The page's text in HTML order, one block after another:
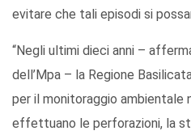
evitare che tali episodi si
“Negli ultimi dieci anni –
dell’Mpa – la Regione
per il monitoraggio ambientale
effettuano le perforazioni, la